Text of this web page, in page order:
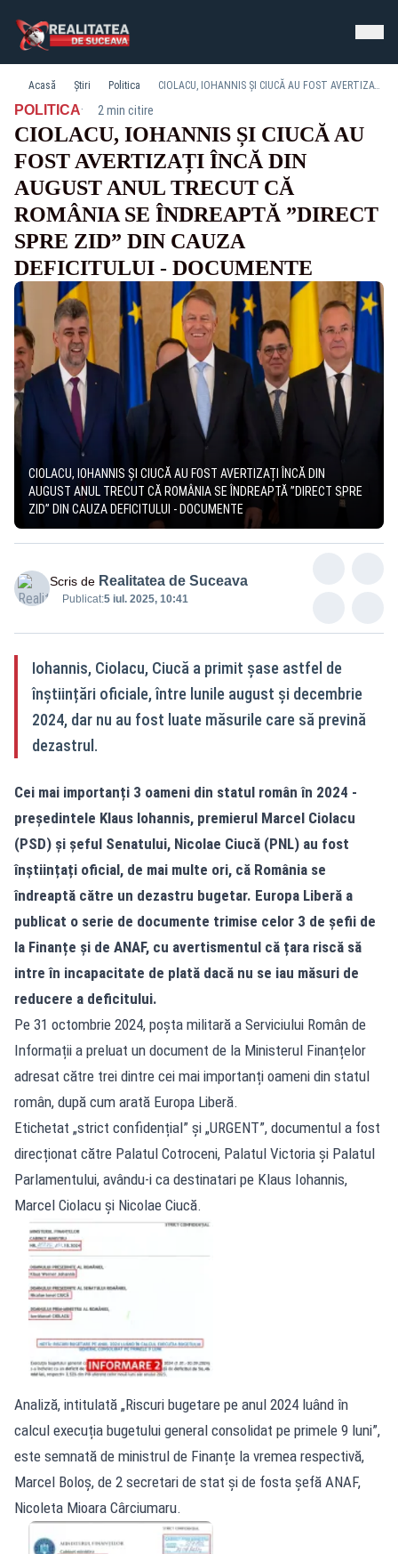
Acasă Știri Politica CIOLACU, IOHANNIS ȘI CIUCĂ AU FOST AVERTIZAȚI ÎNCĂ DIN AUGUST ANUL TRECUT CĂ ROMÂNIA SE ÎNDREAPTĂ ”DIRECT SPRE ZID” DIN CAUZA DEFICITULUI - DOCUMENTE
POLITICA· 2 min citire
CIOLACU, IOHANNIS ȘI CIUCĂ AU
FOST AVERTIZAȚI ÎNCĂ DIN
AUGUST ANUL TRECUT CĂ
ROMÂNIA SE ÎNDREAPTĂ ”DIRECT
SPRE ZID” DIN CAUZA
DEFICITULUI - DOCUMENTE
CIOLACU, IOHANNIS ȘI CIUCĂ AU FOST AVERTIZAȚI ÎNCĂ DIN
AUGUST ANUL TRECUT CĂ ROMÂNIA SE ÎNDREAPTĂ ”DIRECT SPRE
ZID” DIN CAUZA DEFICITULUI - DOCUMENTE
Scris de Realitatea de Suceava
Publicat:5 iul. 2025, 10:41
Iohannis, Ciolacu, Ciucă a primit șase astfel de
înștiințări oficiale, între lunile august și decembrie
2024, dar nu au fost luate măsurile care să prevină
dezastrul.
Cei mai importanți 3 oameni din statul român în 2024 -
președintele Klaus Iohannis, premierul Marcel Ciolacu
(PSD) și șeful Senatului, Nicolae Ciucă (PNL) au fost
înștiințați oficial, de mai multe ori, că România se
îndreaptă către un dezastru bugetar. Europa Liberă a
publicat o serie de documente trimise celor 3 de șefii de
la Finanțe și de ANAF, cu avertismentul că țara riscă să
intre în incapacitate de plată dacă nu se iau măsuri de
reducere a deficitului.
Pe 31 octombrie 2024, poșta militară a Serviciului Român de
Informații a preluat un document de la Ministerul Finanțelor
adresat către trei dintre cei mai importanți oameni din statul
român, după cum arată Europa Liberă.
Etichetat „strict confidențial” și „URGENT”, documentul a fost
direcționat către Palatul Cotroceni, Palatul Victoria și Palatul
Parlamentului, avându-i ca destinatari pe Klaus Iohannis,
Marcel Ciolacu și Nicolae Ciucă.
Analiză, intitulată „Riscuri bugetare pe anul 2024 luând în
calcul execuția bugetului general consolidat pe primele 9 luni”,
este semnată de ministrul de Finanțe la vremea respectivă,
Marcel Boloș, de 2 secretari de stat și de fosta șefă ANAF,
Nicoleta Mioara Cârciumaru.